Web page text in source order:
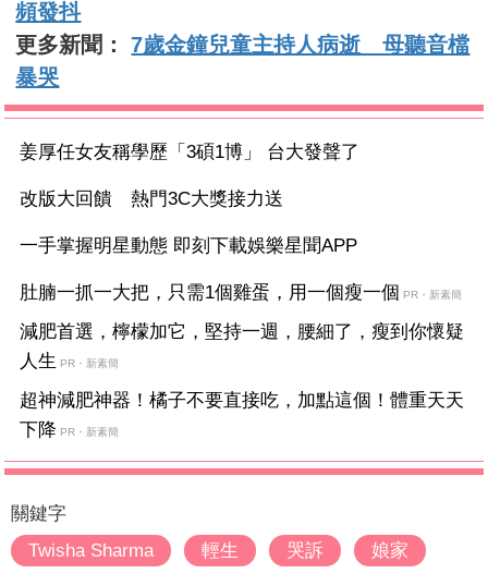
頻發抖
更多新聞：7歲金鐘兒童主持人病逝 母聽音檔
暴哭
姜厚任女友稱學歷「3碩1博」 台大發聲了
改版大回饋 熱門3C大獎接力送
一手掌握明星動態 即刻下載娛樂星聞APP
肚腩一抓一大把，只需1個雞蛋，用一個瘦一個 PR・新素簡
減肥首選，檸檬加它，堅持一週，腰細了，瘦到你懷疑
人生 PR・新素簡
超神減肥神器！橘子不要直接吃，加點這個！體重天天
下降 PR・新素簡
關鍵字
Twisha Sharma
輕生 哭訴 娘家